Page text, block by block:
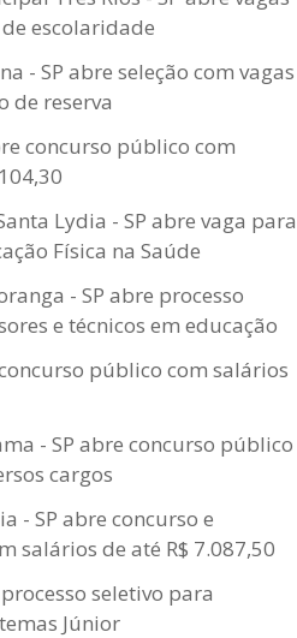
escolaridade
- SP abre seleção com vagas
de reserva
concurso público com
Lydia - SP abre vaga para
Física na Saúde
- SP abre processo
e técnicos em educação
público com salários
- SP abre concurso público
cargos
- SP abre concurso e
salários de até R$ 7.087,50
seletivo para
Júnior